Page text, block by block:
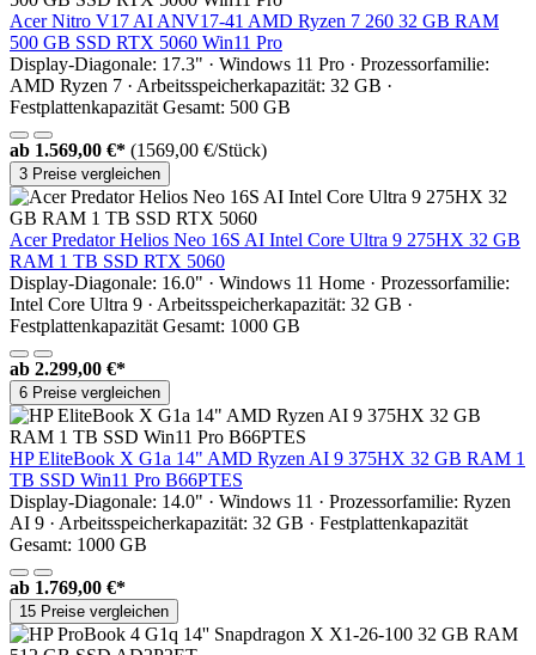
Acer Nitro V17 AI ANV17-41 AMD Ryzen 7 260 32 GB RAM
500 GB SSD RTX 5060 Win11 Pro
Display-Diagonale: 17.3" · Windows 11 Pro · Prozessorfamilie:
AMD Ryzen 7 · Arbeitsspeicherkapazität: 32 GB ·
Festplattenkapazität Gesamt: 500 GB
ab 1.569,00 €* (1569,00 €/Stück)
3 Preise vergleichen
Acer Predator Helios Neo 16S AI Intel Core Ultra 9 275HX 32 GB
RAM 1 TB SSD RTX 5060
Display-Diagonale: 16.0" · Windows 11 Home · Prozessorfamilie:
Intel Core Ultra 9 · Arbeitsspeicherkapazität: 32 GB ·
Festplattenkapazität Gesamt: 1000 GB
ab 2.299,00 €*
6 Preise vergleichen
HP EliteBook X G1a 14" AMD Ryzen AI 9 375HX 32 GB RAM 1
TB SSD Win11 Pro B66PTES
Display-Diagonale: 14.0" · Windows 11 · Prozessorfamilie: Ryzen
AI 9 · Arbeitsspeicherkapazität: 32 GB · Festplattenkapazität
Gesamt: 1000 GB
ab 1.769,00 €*
15 Preise vergleichen